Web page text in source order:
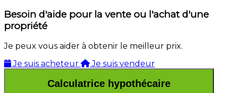
Besoin d'aide pour la vente ou l'achat d'une
propriété
Je peux vous aider à obtenir le meilleur prix.
Je suis acheteur
Je suis vendeur
Calculatrice hypothécaire